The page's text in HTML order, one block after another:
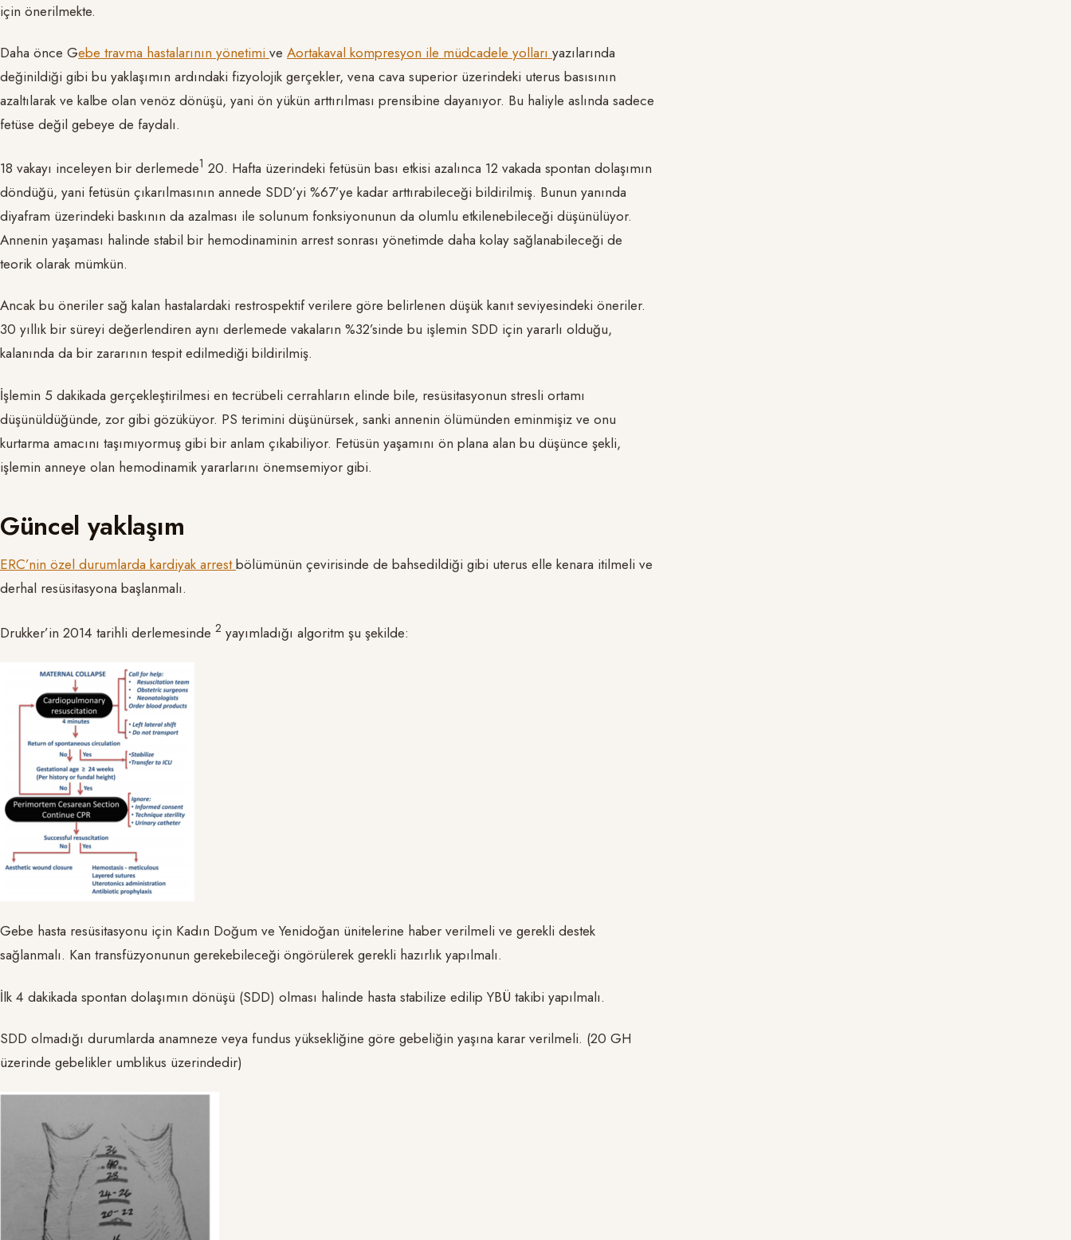
için önerilmekte.
Daha önce Gebe travma hastalarının yönetimi ve Aortakaval kompresyon ile müdcadele yolları yazılarında
değinildiği gibi bu yaklaşımın ardındaki fizyolojik gerçekler, vena cava superior üzerindeki uterus basısının
azaltılarak ve kalbe olan venöz dönüşü, yani ön yükün arttırılması prensibine dayanıyor. Bu haliyle aslında sadece
fetüse değil gebeye de faydalı.
18 vakayı inceleyen bir derlemede1 20. Hafta üzerindeki fetüsün bası etkisi azalınca 12 vakada spontan dolaşımın
döndüğü, yani fetüsün çıkarılmasının annede SDD’yi %67’ye kadar arttırabileceği bildirilmiş. Bunun yanında
diyafram üzerindeki baskının da azalması ile solunum fonksiyonunun da olumlu etkilenebileceği düşünülüyor.
Annenin yaşaması halinde stabil bir hemodinaminin arrest sonrası yönetimde daha kolay sağlanabileceği de
teorik olarak mümkün.
Ancak bu öneriler sağ kalan hastalardaki restrospektif verilere göre belirlenen düşük kanıt seviyesindeki öneriler.
30 yıllık bir süreyi değerlendiren aynı derlemede vakaların %32’sinde bu işlemin SDD için yararlı olduğu,
kalanında da bir zararının tespit edilmediği bildirilmiş.
İşlemin 5 dakikada gerçekleştirilmesi en tecrübeli cerrahların elinde bile, resüsitasyonun stresli ortamı
düşünüldüğünde, zor gibi gözüküyor. PS terimini düşünürsek, sanki annenin ölümünden eminmişiz ve onu
kurtarma amacını taşımıyormuş gibi bir anlam çıkabiliyor. Fetüsün yaşamını ön plana alan bu düşünce şekli,
işlemin anneye olan hemodinamik yararlarını önemsemiyor gibi.
Güncel yaklaşım
ERC’nin özel durumlarda kardiyak arrestbölümünün çevirisinde de bahsedildiği gibi uterus elle kenara itilmeli ve
derhal resüsitasyona başlanmalı.
Drukker’in 2014 tarihli derlemesinde 2 yayımladığı algoritm şu şekilde:
Gebe hasta resüsitasyonu için Kadın Doğum ve Yenidoğan ünitelerine haber verilmeli ve gerekli destek
sağlanmalı. Kan transfüzyonunun gerekebileceği öngörülerek gerekli hazırlık yapılmalı.
İlk 4 dakikada spontan dolaşımın dönüşü (SDD) olması halinde hasta stabilize edilip YBÜ takibi yapılmalı.
SDD olmadığı durumlarda anamneze veya fundus yüksekliğine göre gebeliğin yaşına karar verilmeli. (20 GH
üzerinde gebelikler umblikus üzerindedir)